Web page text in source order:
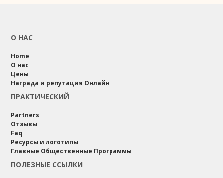
О НАС
Home
О нас
Цены
Награда и репутация Онлайн
ПРАКТИЧЕСКИЙ
Partners
Отзывы
Faq
Ресурсы и логотипы
Главные Общественные Программы
ПОЛЕЗНЫЕ ССЫЛКИ